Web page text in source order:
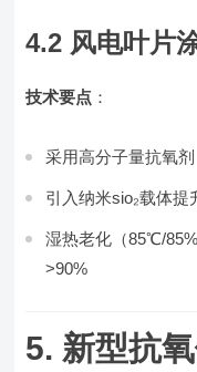
4.2 风电叶片
技术要点 ：
采用高分子量抗氧
引入纳米sio₂载体提
湿热老化（85℃/
>90%
5. 新型抗